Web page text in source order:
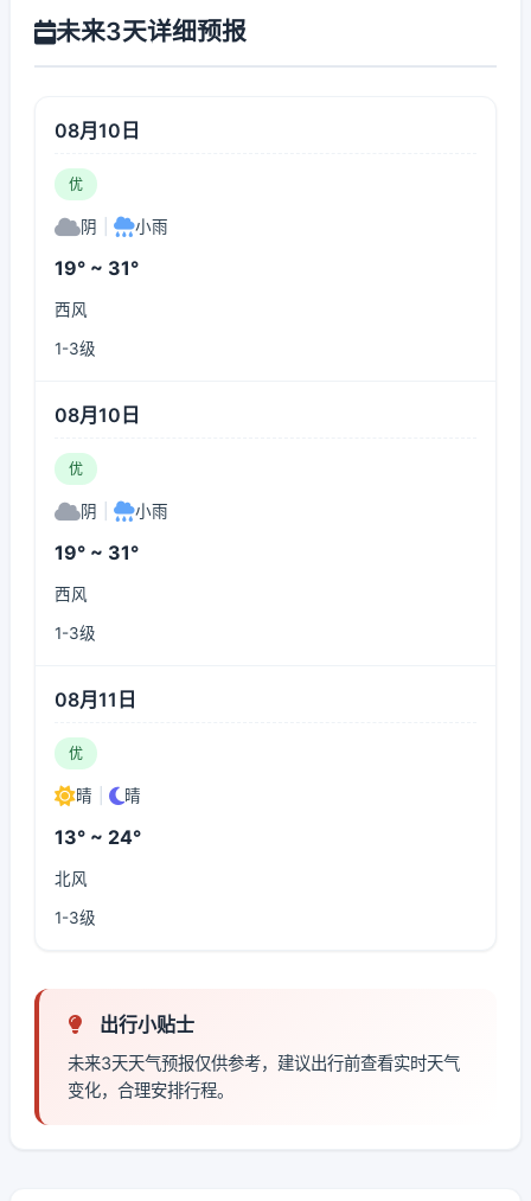
未来3天详细预报
08月10日
优
阴 小雨
19° ~ 31°
西风
1-3级
08月10日
优
阴 小雨
19° ~ 31°
西风
1-3级
08月11日
优
晴 晴
13° ~ 24°
北风
1-3级
出行小贴士
未来3天天气预报仅供参考，建议出行前查看实时天气
变化，合理安排行程。